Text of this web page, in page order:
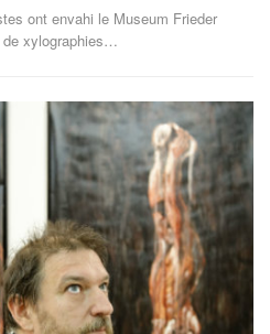
ont envahi le Museum Frieder
de xylographies…